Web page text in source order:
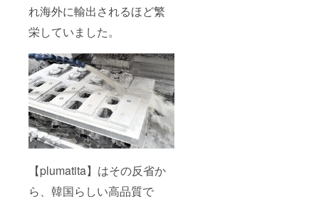
れ海外に輸出されるほど繁
栄していました。
【plumatita】はその反省か
ら、韓国らしい高品質で